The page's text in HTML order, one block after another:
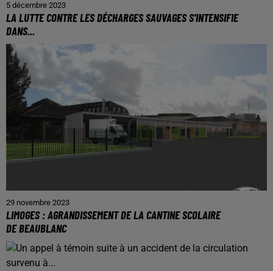
5 décembre 2023
LA LUTTE CONTRE LES DÉCHARGES SAUVAGES S’INTENSIFIE
DANS...
29 novembre 2023
LIMOGES : AGRANDISSEMENT DE LA CANTINE SCOLAIRE
DE BEAUBLANC